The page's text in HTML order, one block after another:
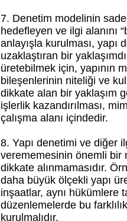
7. Denetim modelinin
hedefleyen ve ilgi alanını
anlayışla kurulması, yapı
uzaklaştıran bir
üretebilmek için, yapının
bileşenlerinin niteliği ve
dikkate alan bir yaklaşım
işlerlik kazandırılması,
çalışma alanı içindedir.
8. Yapı denetimi ve diğer
verememesinin önemli bir
dikkate alınmamasıdır.
daha büyük ölçekli yapı
inşaatlar, aynı hükümlere
düzenlemelerde bu
kurulmalıdır.